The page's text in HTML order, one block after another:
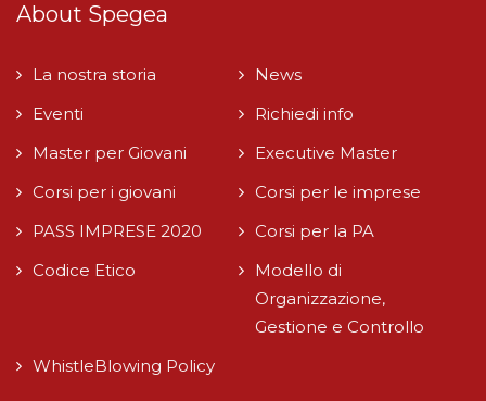
About Spegea
La nostra storia
News
Eventi
Richiedi info
Master per Giovani
Executive Master
Corsi per i giovani
Corsi per le imprese
PASS IMPRESE 2020
Corsi per la PA
Codice Etico
Modello di
Organizzazione,
Gestione e Controllo
WhistleBlowing Policy